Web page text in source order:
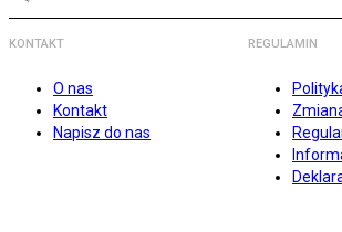
KONTAKT
O nas
Kontakt
Napisz do nas
REGULAMIN